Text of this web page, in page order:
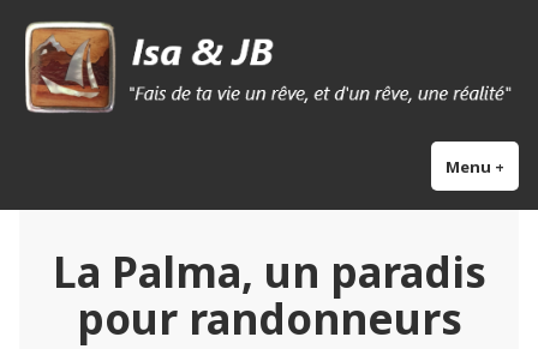
Skip
content
Isa & Jb blog
Menu +
La Palma, un paradis
pour randonneurs